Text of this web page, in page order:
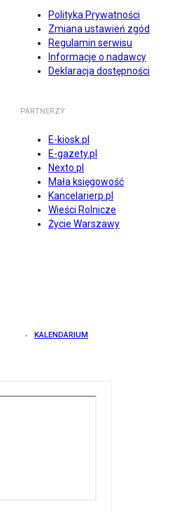
Polityka Prywatności
Zmiana ustawień zgód
Regulamin serwisu
Informacje o nadawcy
Deklaracja dostępności
PARTNERZY
E-kiosk.pl
E-gazety.pl
Nexto.pl
Mała księgowość
Kancelarierp.pl
Wieści Rolnicze
Życie Warszawy
KALENDARIUM